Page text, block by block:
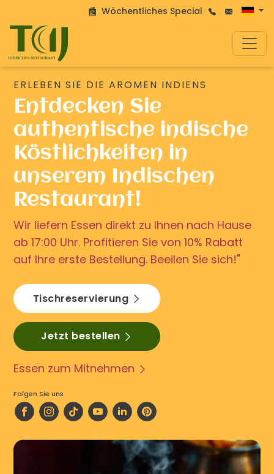
Wöchentliches Special
ERLEBEN SIE DIE AROMEN INDIENS
Entdecken Sie
authentische indische
Köstlichkeiten in
unserem Indischen
Restaurant!
Wir liefern Essen direkt zu Ihnen nach Hause
ab 17:00 Uhr. Profitieren Sie von 10% Rabatt
auf Ihre erste Bestellung. Beeilen Sie sich!"
Tischreservierung
Jetzt bestellen
Essen zum Mitnehmen
Folgen Sie uns